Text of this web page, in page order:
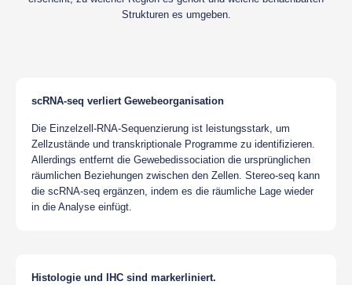
Strukturen es umgeben.
scRNA-seq verliert Gewebeorganisation
Die Einzelzell-RNA-Sequenzierung ist leistungsstark, um
Zellzustände und transkriptionale Programme zu identifizieren.
Allerdings entfernt die Gewebedissociation die ursprünglichen
räumlichen Beziehungen zwischen den Zellen. Stereo-seq kann
die scRNA-seq ergänzen, indem es die räumliche Lage wieder
in die Analyse einfügt.
Histologie und IHC sind markerliniert.